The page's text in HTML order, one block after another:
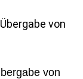
von